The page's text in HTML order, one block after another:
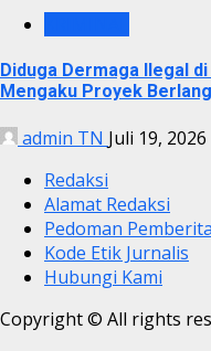
Diduga Dermaga Ilegal
Mengaku Proyek
admin TN Juli 19, 2026
Redaksi
Alamat Redaksi
Pedoman
Kode Etik Jurnalis
Hubungi Kami
Copyright © All rights